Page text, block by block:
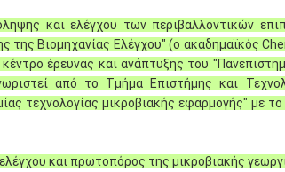
και ελέγχου των περιβαλλοντικών
της Βιομηχανίας Ελέγχου" (ο ακαδημαϊκός
κέντρο έρευνας και ανάπτυξης του
από το Τμήμα Επιστήμης και
τεχνολογίας μικροβιακής εφαρμογής" με
και πρωτοπόρος της μικροβιακής